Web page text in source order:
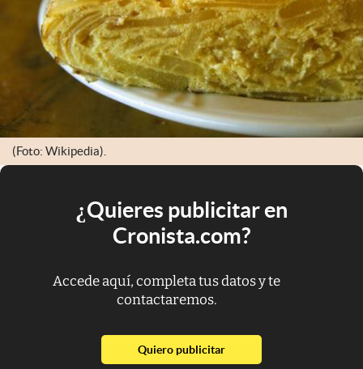
(Foto: Wikipedia).
¿Quieres publicitar en
Cronista.com?
Accede aquí, completa tus datos y te
contactaremos.
Quiero publicitarabre en nueva pestaña